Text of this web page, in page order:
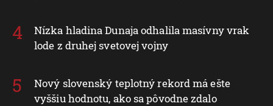
Nízka hladina Dunaja odhalila masívny vrak
lode z druhej svetovej vojny
Nový slovenský teplotný rekord má ešte
vyššiu hodnotu, ako sa pôvodne zdalo